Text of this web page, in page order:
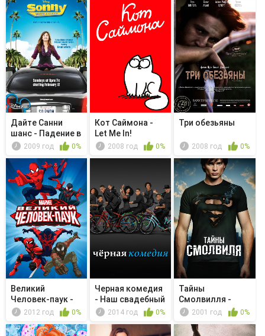
Дайте Санни
шанс - Падение в
водопады...
2009 год 0%
Кот Саймона -
Let Me In!
2008 год 0%
Три обезьяны
2008 год 0%
Великий
Человек-паук -
Академия Щ. И....
2012 год 0%
Черная комедия
- Наш свадебный
День2014 год 0%
Тайны
Смолвилля -
Память2001 год 0%